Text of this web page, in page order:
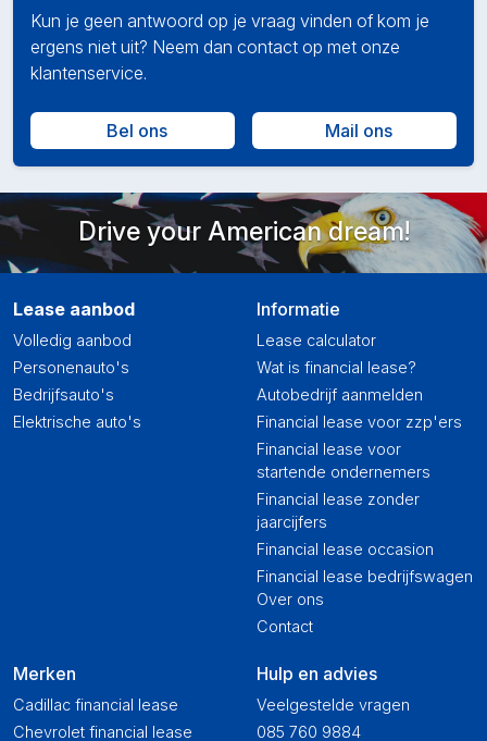
Kun je geen antwoord op je vraag vinden of kom je
ergens niet uit? Neem dan contact op met onze
klantenservice.
Bel ons Mail ons
Drive your American dream!
Lease aanbod
Volledig aanbod
Personenauto's
Bedrijfsauto's
Elektrische auto's
Merken
Cadillac financial lease
Chevrolet financial lease
Informatie
Lease calculator
Wat is financial lease?
Autobedrijf aanmelden
Financial lease voor zzp'ers
Financial lease voor
startende ondernemers
Financial lease zonder
jaarcijfers
Financial lease occasion
Financial lease bedrijfswagen
Over ons
Contact
Hulp en advies
Veelgestelde vragen
085 760 9884